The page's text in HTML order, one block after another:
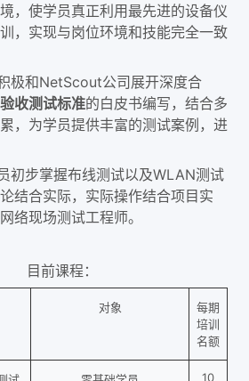
，使学员真正利用最先进的设备仪
，实现与岗位环境和技能完全一致
极和NetScout公司展开深度合
收测试标准的白皮书编写，结合多
，为学员提供丰富的测试案例，进
初步掌握布线测试以及WLAN测试
结合实际，实际操作结合项目实
络现场测试工程师。
目前课程：
对象
每期
培训
名额
10